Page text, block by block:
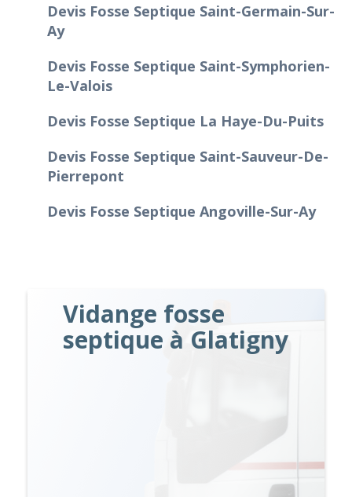
Devis Fosse Septique Saint-Germain-Sur-
Ay
Devis Fosse Septique Saint-Symphorien-
Le-Valois
Devis Fosse Septique La Haye-Du-Puits
Devis Fosse Septique Saint-Sauveur-De-
Pierrepont
Devis Fosse Septique Angoville-Sur-Ay
Vidange fosse
septique à Glatigny